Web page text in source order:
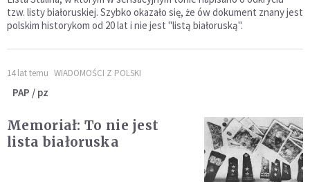
tzw. listy białoruskiej. Szybko okazało się, że ów dokument znany jest
polskim historykom od 20 lat i nie jest "listą białoruską".
14 lat temu WIADOMOŚCI Z POLSKI
PAP / pz
Memoriał: To nie jest
lista białoruska